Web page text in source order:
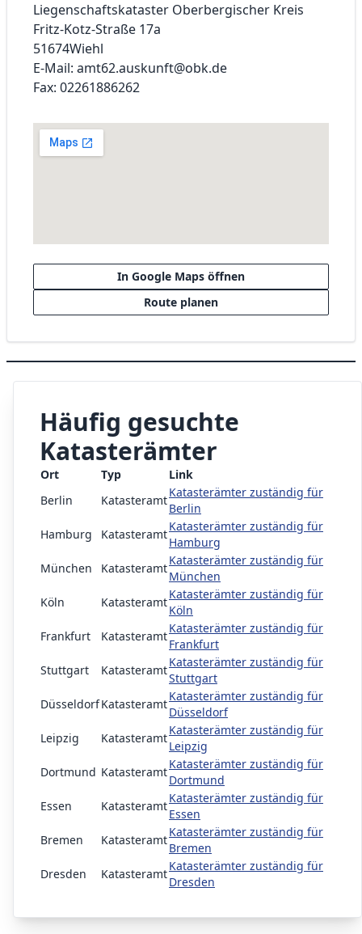
Liegenschaftskataster Oberbergischer Kreis
Fritz-Kotz-Straße 17a
51674Wiehl
E-Mail: amt62.auskunft@obk.de
Fax: 02261886262
In Google Maps öffnen
Route planen
Häufig gesuchte
Katasterämter
Ort Typ
Link
Berlin
Katasteramt
Katasterämter zuständig für
Berlin
Hamburg
Katasteramt
Katasterämter zuständig für
Hamburg
München
Katasteramt
Katasterämter zuständig für
München
Köln
Katasteramt
Katasterämter zuständig für
Köln
Frankfurt
Katasteramt
Katasterämter zuständig für
Frankfurt
Stuttgart
Katasteramt
Katasterämter zuständig für
Stuttgart
DüsseldorfKatasteramt
Katasterämter zuständig für
Düsseldorf
Leipzig
Katasteramt
Katasterämter zuständig für
Leipzig
Dortmund Katasteramt
Katasterämter zuständig für
Dortmund
Essen
Katasteramt
Katasterämter zuständig für
Essen
Bremen
Katasteramt
Katasterämter zuständig für
Bremen
Dresden
Katasteramt
Katasterämter zuständig für
Dresden